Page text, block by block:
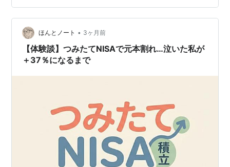
も、実態はかなり複雑です。 貯蓄型保険の裏側保険と貯
蓄がセットになったものです。保障部分に手数料が大き
く含まれるため、運用性は実は厳しいことが多いで…
ほんとノート • 3ヶ月前
【体験談】つみたてNISAで元本割れ…泣いた私が
＋37％になるまで